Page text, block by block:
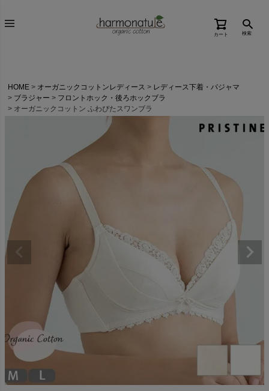
カート 検索
HOME オーガニックコットンレディース
レディース下着・パジャマ
ブラジャー
フロントホック・後ろホックブラ
オーガニックコットン ふわぴたスワンブラ